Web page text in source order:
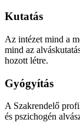
Kutatás
Az intézet mind a
mind az
hozott létre.
Gyógyítás
A Szakrendelő
és pszichogén